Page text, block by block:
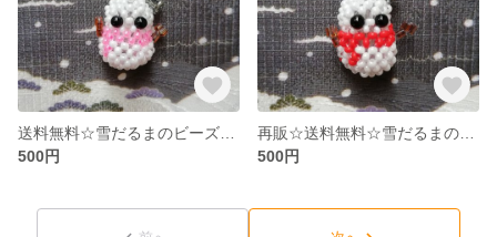
500円
500円